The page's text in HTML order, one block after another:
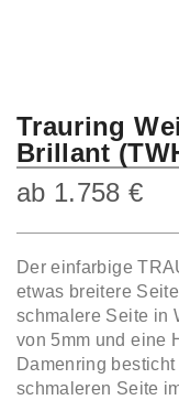
Trauring
Brillant
ab 1.758€
Der einfarbige
etwas breitere
schmalere Seite in
von 5mm und eine
Damenring
schmaleren Seite